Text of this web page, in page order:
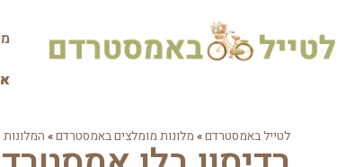
לטייל באמסטרדם» מלונות מומלצים באמסטרדם»